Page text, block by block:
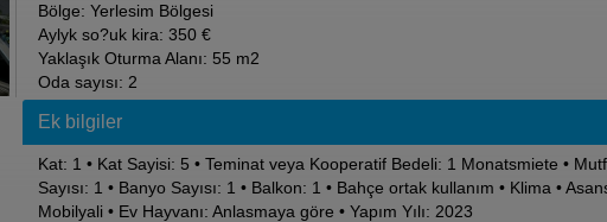
Bölge: Yerlesim Bölgesi
Aylyk so?uk kira: 350 €
Yaklaşık Oturma Alanı: 55 m2
Oda sayısı: 2
Ek bilgiler
Kat: 1 • Kat Sayisi: 5 • Teminat veya Kooperatif Bedeli: 1 Monatsmiete •
Sayısı: 1 • Banyo Sayısı: 1 • Balkon: 1 • Bahçe ortak kullanım • Klima •
Mobilyali • Ev Hayvanı: Anlasmaya göre • Yapım Yılı: 2023